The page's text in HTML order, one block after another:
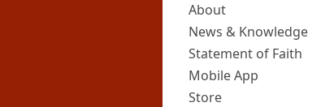
About
News & Knowledge
Statement of Faith
Mobile App
Store